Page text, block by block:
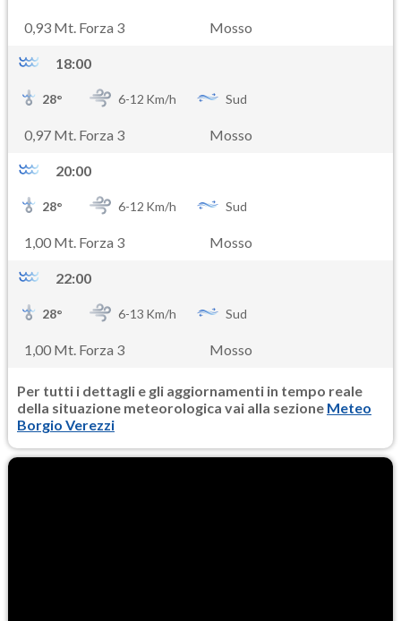
0,93 Mt. Forza 3 Mosso
18:00
28° 6-12 Km/h Sud
0,97 Mt. Forza 3 Mosso
20:00
28° 6-12 Km/h Sud
1,00 Mt. Forza 3 Mosso
22:00
28° 6-13 Km/h Sud
1,00 Mt. Forza 3 Mosso
Per tutti i dettagli e gli aggiornamenti in tempo reale
della situazione meteorologica vai alla sezione Meteo
Borgio Verezzi